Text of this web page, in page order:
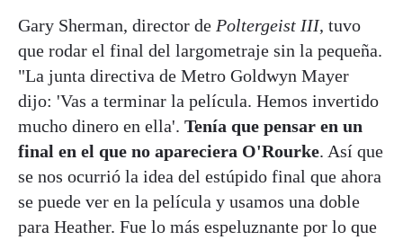
Gary Sherman, director de Poltergeist III, tuvo
que rodar el final del largometraje sin la pequeña.
"La junta directiva de Metro Goldwyn Mayer
dijo: 'Vas a terminar la película. Hemos invertido
mucho dinero en ella'. Tenía que pensar en un
final en el que no apareciera O'Rourke. Así que
se nos ocurrió la idea del estúpido final que ahora
se puede ver en la película y usamos una doble
para Heather. Fue lo más espeluznante por lo que